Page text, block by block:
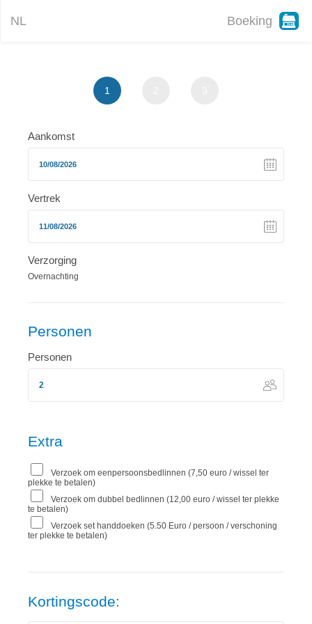
NL Boeking
1
Aankomst
Vertrek
Verzorging
Overnachting
Personen
Personen
Extra
Verzoek om eenpersoonsbedlinnen (7,50 euro / wissel ter
plekke te betalen)
Verzoek om dubbel bedlinnen (12,00 euro / wissel ter plekke
te betalen)
Verzoek set handdoeken (5.50 Euro / persoon / verschoning
ter plekke te betalen)
Kortingscode: